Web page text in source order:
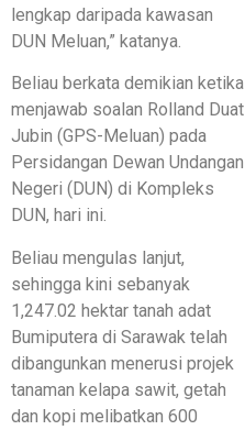
lengkap daripada kawasan
DUN Meluan,” katanya.
Beliau berkata demikian ketika
menjawab soalan Rolland Duat
Jubin (GPS-Meluan) pada
Persidangan Dewan Undangan
Negeri (DUN) di Kompleks
DUN, hari ini.
Beliau mengulas lanjut,
sehingga kini sebanyak
1,247.02 hektar tanah adat
Bumiputera di Sarawak telah
dibangunkan menerusi projek
tanaman kelapa sawit, getah
dan kopi melibatkan 600